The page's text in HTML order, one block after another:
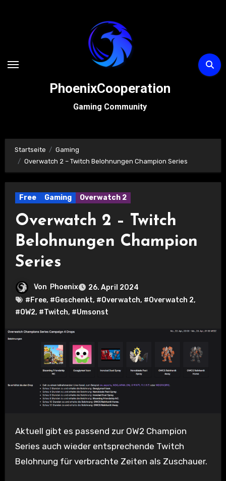
PhoenixCooperation
Gaming Community
Startseite
Gaming
Overwatch 2 – Twitch Belohnungen Champion Series
Free Gaming Overwatch 2
Overwatch 2 – Twitch
Belohnungen Champion
Series
Von Phoenix
26. April 2024
#Free, #Geschenkt, #Overwatch, #Overwatch 2,
#OW2, #Twitch, #Umsonst
Aktuell gibt es passend zur OW2 Champion
Series auch wieder entsprechende Twitch
Belohnung für verbrachte Zeiten als Zuschauer.